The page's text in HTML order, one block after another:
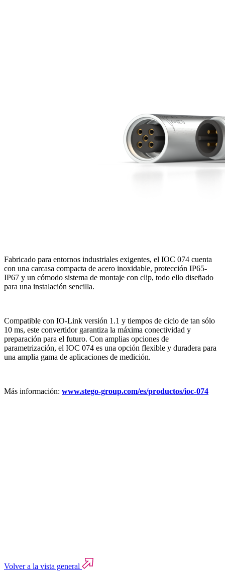
Fabricado para entornos industriales exigentes, el IOC 074 cuenta
con una carcasa compacta de acero inoxidable, protección IP65-
IP67 y un cómodo sistema de montaje con clip, todo ello diseñado
para una instalación sencilla.
Compatible con IO-Link versión 1.1 y tiempos de ciclo de tan sólo
10 ms, este convertidor garantiza la máxima conectividad y
preparación para el futuro. Con amplias opciones de
parametrización, el IOC 074 es una opción flexible y duradera para
una amplia gama de aplicaciones de medición.
Más información: www.stego-group.com/es/productos/ioc-074
Volver a la vista general